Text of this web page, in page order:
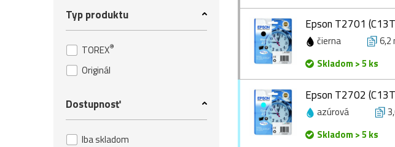
Typ produktu
TOREX®
Originál
Dostupnosť
Iba skladom
Epson T2701
čierna 6,2
Skladom > 5 ks
Epson T2702
azúrová
Skladom > 5 ks